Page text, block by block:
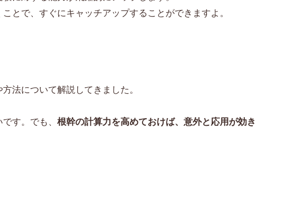
とで、すぐにキャッチアップすることができますよ。
法について解説してきました。
です。でも、根幹の計算力を高めておけば、意外と応用が効き